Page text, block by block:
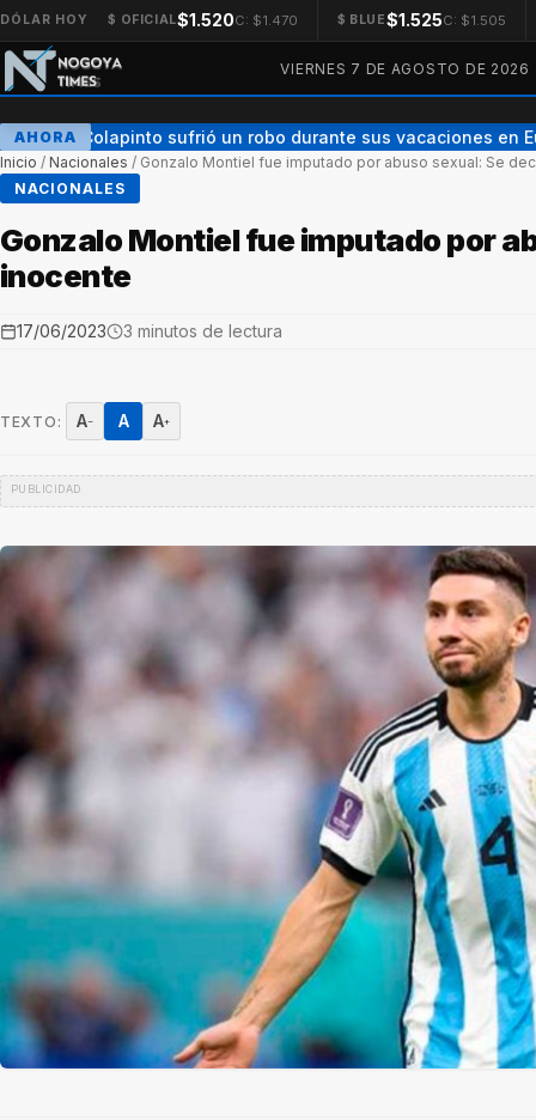
DÓLAR HOY $ OFICIAL$1.520C: $1.470 $ BLUE$1.525C: $1.505
VIERNES 7 DE AGOSTO DE 2026
AHORA
Franco Colapinto sufrió un robo durante sus vacaciones en
Inicio / Nacionales / Gonzalo Montiel fue imputado por abuso sexual: Se
NACIONALES
Gonzalo Montiel fue imputado por
inocente
17/06/2023 3 minutos de lectura
TEXTO: A− A A+